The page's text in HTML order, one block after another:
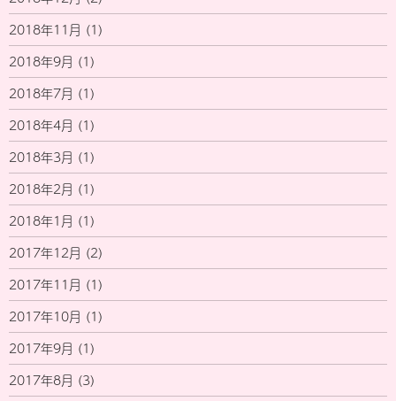
2018年11月 (1)
2018年9月 (1)
2018年7月 (1)
2018年4月 (1)
2018年3月 (1)
2018年2月 (1)
2018年1月 (1)
2017年12月 (2)
2017年11月 (1)
2017年10月 (1)
2017年9月 (1)
2017年8月 (3)